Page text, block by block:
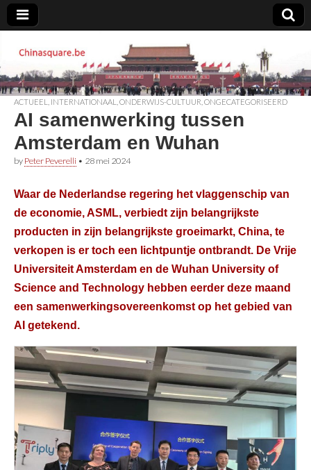
Chinasquare.be
ACTUEEL INTERNATIONAAL ONDERWIJS-CULTUUR ONGECATEGORISEERD
AI samenwerking tussen
Amsterdam en Wuhan
by Peter Peverelli • 28 mei 2024
Waar de Nederlandse regering het vlaggenschip van
de economie, ASML, verbiedt zijn belangrijkste
producten in zijn belangrijkste groeimarkt, China, te
verkopen is er toch een lichtpuntje ontbrandt. De Vrije
Universiteit Amsterdam en de Wuhan University of
Science and Technology hebben eerder deze maand
een samenwerkingsovereenkomst op het gebied van
AI getekend.